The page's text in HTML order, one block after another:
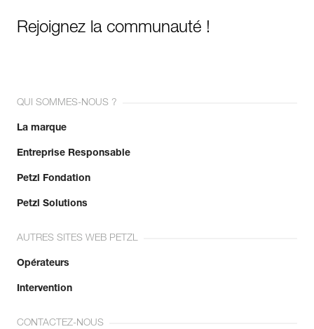
Rejoignez la communauté !
QUI SOMMES-NOUS ?
La marque
Entreprise Responsable
Petzl Fondation
Petzl Solutions
AUTRES SITES WEB PETZL
Opérateurs
Intervention
CONTACTEZ-NOUS